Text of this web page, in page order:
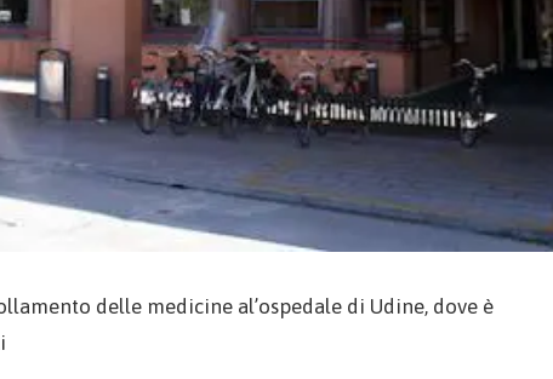
delle medicine al’ospedale di Udine, dove è